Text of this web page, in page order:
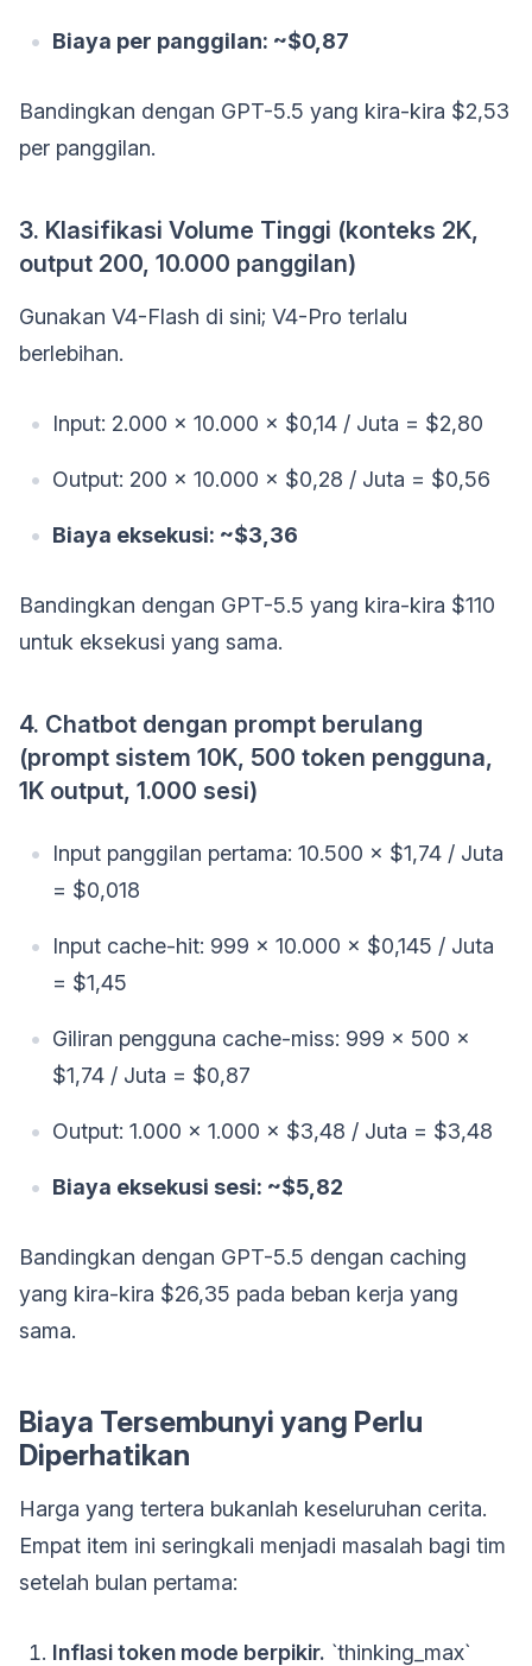
Biaya per panggilan: ~$0,87
Bandingkan dengan GPT-5.5 yang kira-kira $2,53
per panggilan.
3. Klasifikasi Volume Tinggi (konteks 2K,
output 200, 10.000 panggilan)
Gunakan V4-Flash di sini; V4-Pro terlalu
berlebihan.
Input: 2.000 × 10.000 × $0,14 / Juta = $2,80
Output: 200 × 10.000 × $0,28 / Juta = $0,56
Biaya eksekusi: ~$3,36
Bandingkan dengan GPT-5.5 yang kira-kira $110
untuk eksekusi yang sama.
4. Chatbot dengan prompt berulang
(prompt sistem 10K, 500 token pengguna,
1K output, 1.000 sesi)
Input panggilan pertama: 10.500 × $1,74 / Juta
= $0,018
Input cache-hit: 999 × 10.000 × $0,145 / Juta
= $1,45
Giliran pengguna cache-miss: 999 × 500 ×
$1,74 / Juta = $0,87
Output: 1.000 × 1.000 × $3,48 / Juta = $3,48
Biaya eksekusi sesi: ~$5,82
Bandingkan dengan GPT-5.5 dengan caching
yang kira-kira $26,35 pada beban kerja yang
sama.
Biaya Tersembunyi yang Perlu
Diperhatikan
Harga yang tertera bukanlah keseluruhan cerita.
Empat item ini seringkali menjadi masalah bagi tim
setelah bulan pertama:
Inflasi token mode berpikir. `thinking_max`